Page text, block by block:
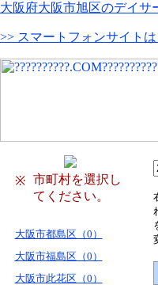
大阪府大阪市旭区のデイサ
>> スマートフォンサイト
※
市町村を選択し
てください。
大阪市都島区（0）
大阪市福島区（0）
大阪市此花区（0）